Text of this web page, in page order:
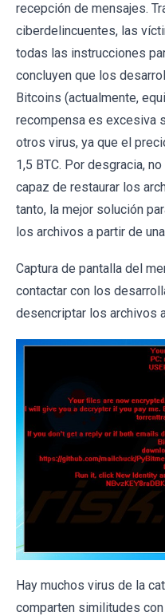
recepción de mensajes.
ciberdelincuentes, las
todas las instrucciones
concluyen que los
Bitcoins (actualmente,
recompensa es excesiva
otros virus, ya que el
1,5 BTC. Por desgracia,
capaz de restaurar los
tanto, la mejor solución
los archivos a partir de
Captura de pantalla del
contactar con los
desencriptar los archivos
Hay muchos virus de la
comparten similitudes